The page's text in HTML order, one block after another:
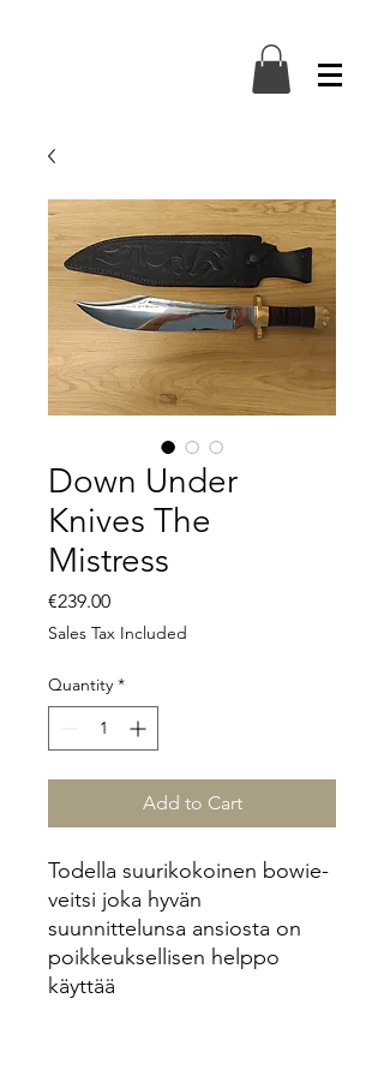
Down Under
Knives The
Mistress
€239.00Price
Sales Tax Included
Quantity *
Add to Cart
Todella suurikokoinen bowie-
veitsi joka hyvän
suunnittelunsa ansiosta on
poikkeuksellisen helppo
käyttää